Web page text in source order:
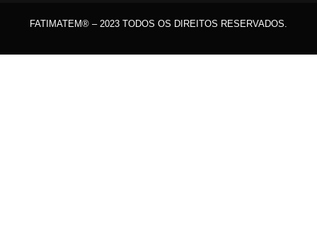
FATIMATEM® – 2023 TODOS OS DIREITOS RESERVADOS.